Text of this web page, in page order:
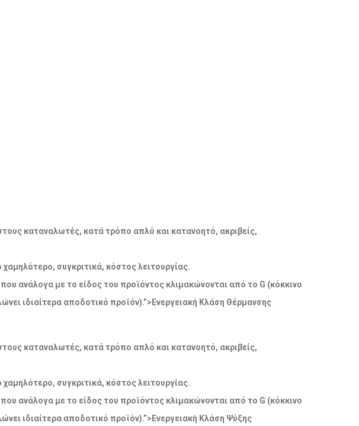
καταναλωτές, κατά τρόπο απλό και κατανοητό, ακριβείς,
συγκριτικά, κόστος λειτουργίας.
ανάλογα με το είδος του προϊόντος κλιμακώνονται από το G (κόκκινο
ιδιαίτερα αποδοτικό προϊόν).”>Ενεργειακή Κλάση Θέρμανσης
καταναλωτές, κατά τρόπο απλό και κατανοητό, ακριβείς,
συγκριτικά, κόστος λειτουργίας.
ανάλογα με το είδος του προϊόντος κλιμακώνονται από το G (κόκκινο
ιδιαίτερα αποδοτικό προϊόν).”>Ενεργειακή Κλάση Ψύξης